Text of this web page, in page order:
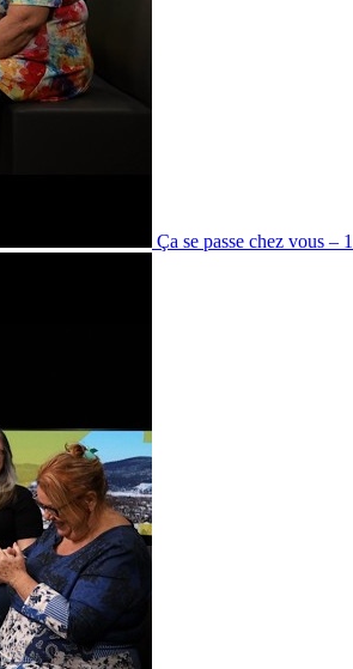
Ça se passe chez vous –